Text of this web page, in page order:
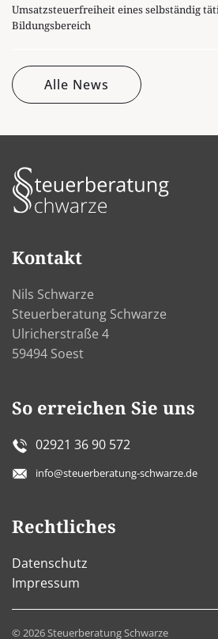
Umsatzsteuerfreiheit eines selbständig
Bildungsbereich
Alle News
Kontakt
Nils Schwarze
Steuerberatung Schwarze
Ulricherstraße 4
59494 Soest
So erreichen Sie uns
02921 36 90 572
info@steuerberatung-schwarze.de
Rechtliches
Datenschutz
Impressum
© 2026Steuerberatung Schwarze